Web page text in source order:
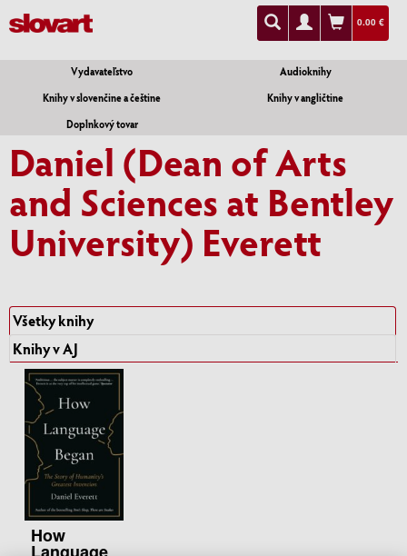
0.00 €
Vydavateľstvo
Audioknihy
Knihy v slovenčine a češtine
Knihy v angličtine
Doplnkový tovar
Daniel (Dean of Arts
and Sciences at Bentley
University) Everett
Všetky knihy
Knihy v AJ
How
Language